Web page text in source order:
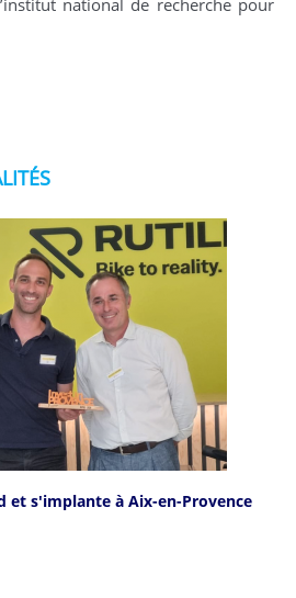
et s'implante à Aix-en-Provence